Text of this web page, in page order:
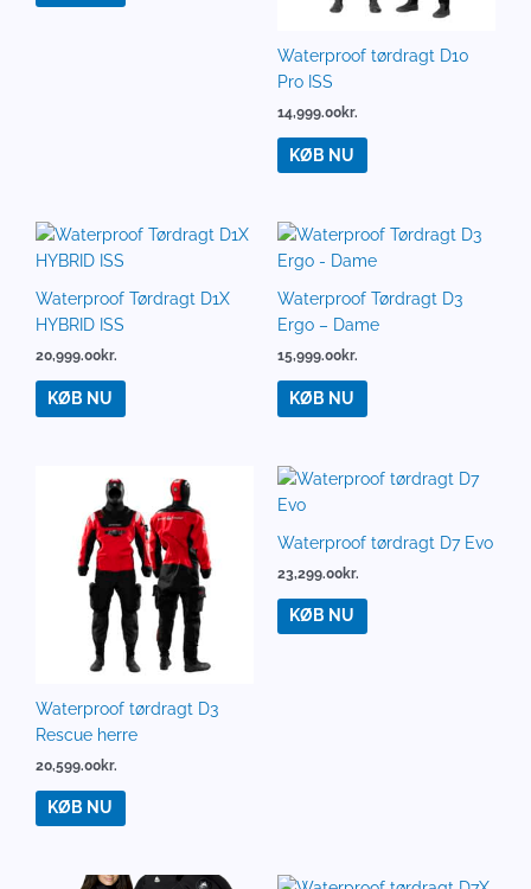
Waterproof tørdragt D10
Pro ISS
14,999.00kr.
KØB NU
Waterproof Tørdragt D1X
HYBRID ISS
20,999.00kr.
KØB NU
Waterproof Tørdragt D3
Ergo – Dame
15,999.00kr.
KØB NU
Waterproof tørdragt D3
Rescue herre
20,599.00kr.
KØB NU
Waterproof tørdragt D7 Evo
23,299.00kr.
KØB NU